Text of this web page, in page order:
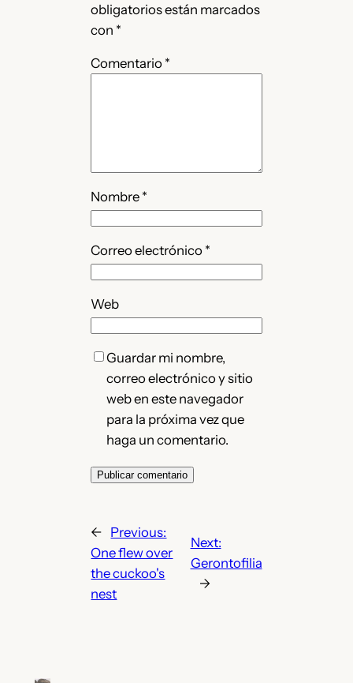
obligatorios están marcados
con *
Comentario *
Nombre *
Correo electrónico *
Web
Guardar mi nombre,
correo electrónico y sitio
web en este navegador
para la próxima vez que
haga un comentario.
← Previous:
One flew over
the cuckoo's
nest
Next:
Gerontofilia
→